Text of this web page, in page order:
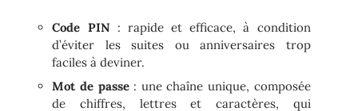
Code PIN : rapide et efficace, à condition
d’éviter les suites ou anniversaires trop
faciles à deviner.
Mot de passe: une chaîne unique, composée
de chiffres, lettres et caractères, qui